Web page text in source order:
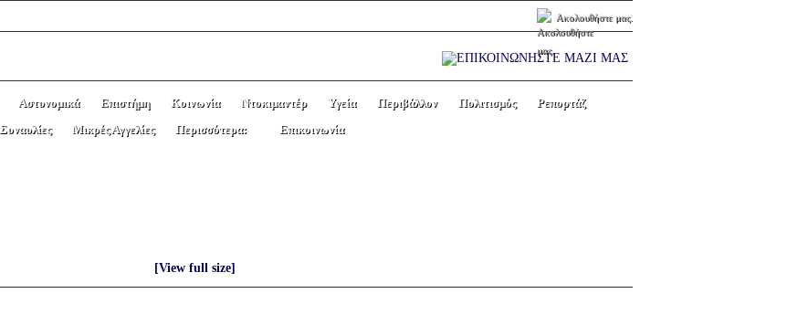
Ακολουθήστε μας.
Αστυνομικά Επιστήμη Κοινωνία Ντοκιμαντέρ Υγεία Περιβάλλον Πολιτισμός
Ρεπορτάζ
Συναυλίες Μικρές Αγγελίες Περισσότερα: Επικοινωνία
[View full size]